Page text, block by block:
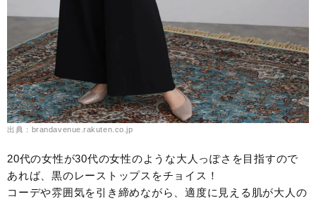
出典：brandavenue.rakuten.co.jp
20代の女性が30代の女性のような大人っぽさを目指すので
あれば、黒のレーストップスをチョイス！
コーデや雰囲気を引き締めながら、適度に見える肌が大人の